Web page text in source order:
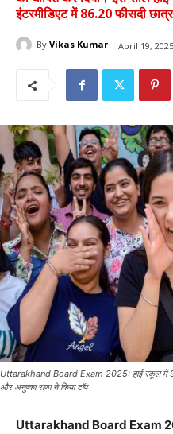
इंटरमीडिएट में 86.20 फीसदी
By Vikas Kumar April 19, 2025
Uttarakhand Board Exam 2025: हाई स्कूल में
और अनुष्का राणा ने किया टॉप
Uttarakhand Board Exam